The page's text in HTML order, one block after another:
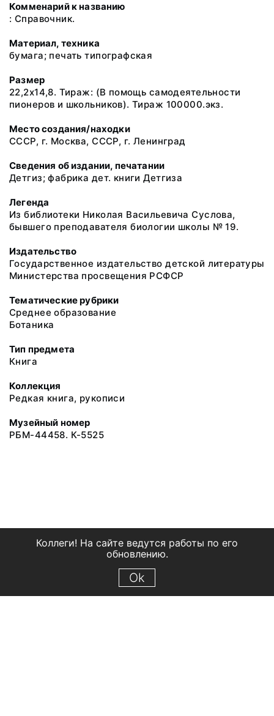
Комменарий к названию
: Справочник.
Материал, техника
бумага; печать типографская
Размер
22,2х14,8. Тираж: (В помощь самодеятельности
пионеров и школьников). Тираж 100000.экз.
Место создания/находки
СССР, г. Москва, СССР, г. Ленинград
Сведения об издании, печатании
Детгиз; фабрика дет. книги Детгиза
Легенда
Из библиотеки Николая Васильевича Суслова,
бывшего преподавателя биологии школы № 19.
Издательство
Государственное издательство детской литературы
Министерства просвещения РСФСР
Тематические рубрики
Среднее образование
Ботаника
Тип предмета
Книга
Коллекция
Редкая книга, рукописи
Музейный номер
РБМ-44458. К-5525
Коллеги! На сайте ведутся работы по его
обновлению.
Ok